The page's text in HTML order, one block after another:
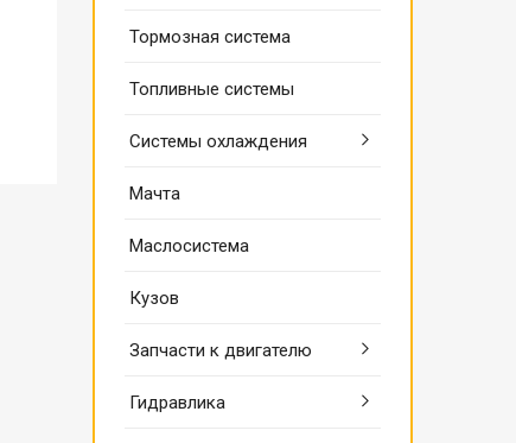
Тормозная система
Топливные системы
Системы охлаждения
Мачта
Маслосистема
Кузов
Запчасти к двигателю
Гидравлика